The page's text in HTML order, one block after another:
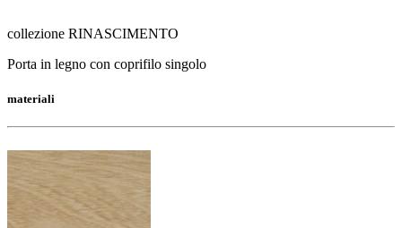
collezione RINASCIMENTO
Porta in legno con coprifilo singolo
materiali